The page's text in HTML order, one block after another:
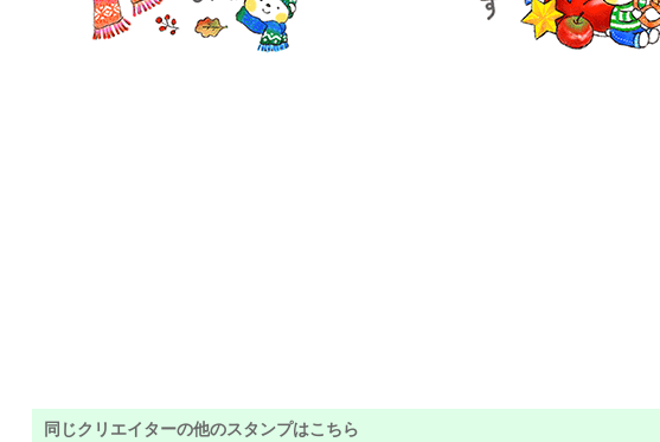
同じクリエイターの他のスタンプはこちら